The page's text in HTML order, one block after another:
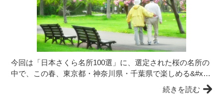
今回は「日本さくら名所100選」に、選定された桜の名所の
中で、この春、東京都・神奈川県・千葉県で楽しめる&#x…
続きを読む